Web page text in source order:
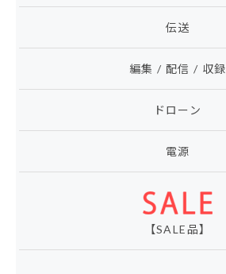
伝送
編集 / 配信 / 収録
ドローン
電源
【SALE品】